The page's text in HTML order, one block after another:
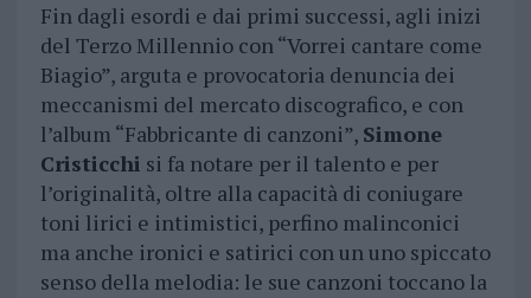
Fin dagli esordi e dai primi successi, agli inizi
del Terzo Millennio con “Vorrei cantare come
Biagio”, arguta e provocatoria denuncia dei
meccanismi del mercato discografico, e con
l’album “Fabbricante di canzoni”, Simone
Cristicchi si fa notare per il talento e per
l’originalità, oltre alla capacità di coniugare
toni lirici e intimistici, perfino malinconici
ma anche ironici e satirici con un uno spiccato
senso della melodia: le sue canzoni toccano la